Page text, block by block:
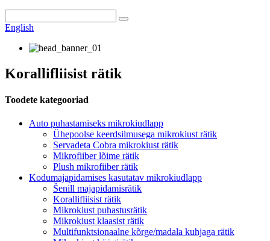
English
Korallifliisist rätik
Toodete kategooriad
Auto puhastamiseks mikrokiudlapp
Ühepoolse keerdsilmusega mikrokiust rätik
Servadeta Cobra mikrokiust rätik
Mikrofiiber lõime rätik
Plush mikrofiiber rätik
Kodumajapidamises kasutatav mikrokiudlapp
Šenill majapidamisrätik
Korallifliisist rätik
Mikrokiust puhastusrätik
Mikrokiust klaasist rätik
Multifunktsionaalne kõrge/madala kuhjaga rätik